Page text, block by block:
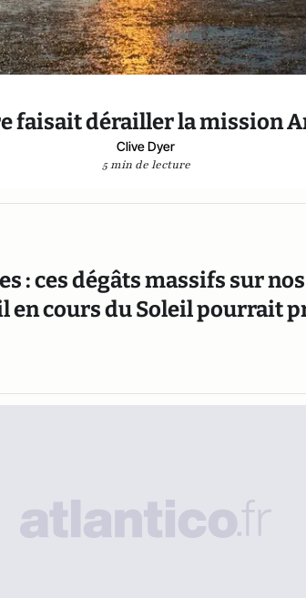
faisait dérailler la mission
Clive Dyer
5 min de lecture
: ces dégâts massifs sur nos
en cours du Soleil pourrait